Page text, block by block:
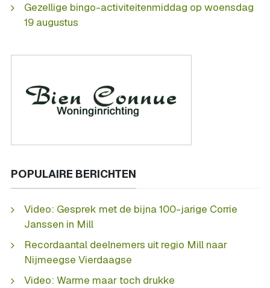
Gezellige bingo-activiteitenmiddag op woensdag
19 augustus
POPULAIRE BERICHTEN
Video: Gesprek met de bijna 100-jarige Corrie
Janssen in Mill
Recordaantal deelnemers uit regio Mill naar
Nijmeegse Vierdaagse
Video: Warme maar toch drukke